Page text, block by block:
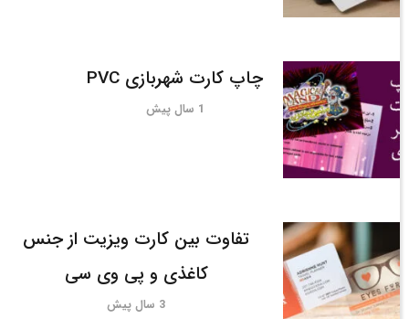
چاپ کارت شهربازی PVC
1 سال پیش
تفاوت بین کارت ویزیت از جنس
کاغذی و پی وی سی
3 سال پیش